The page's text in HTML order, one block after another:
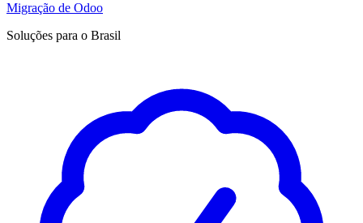
Migração de Odoo
Soluções para o Brasil